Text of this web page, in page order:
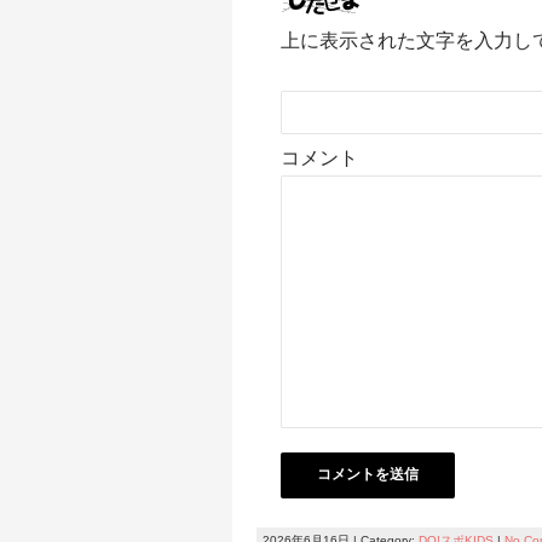
上に表示された文字を入力し
コメント